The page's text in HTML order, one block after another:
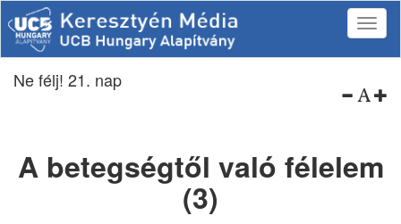
Ne félj! 21. nap
A betegségtől való félelem
(3)